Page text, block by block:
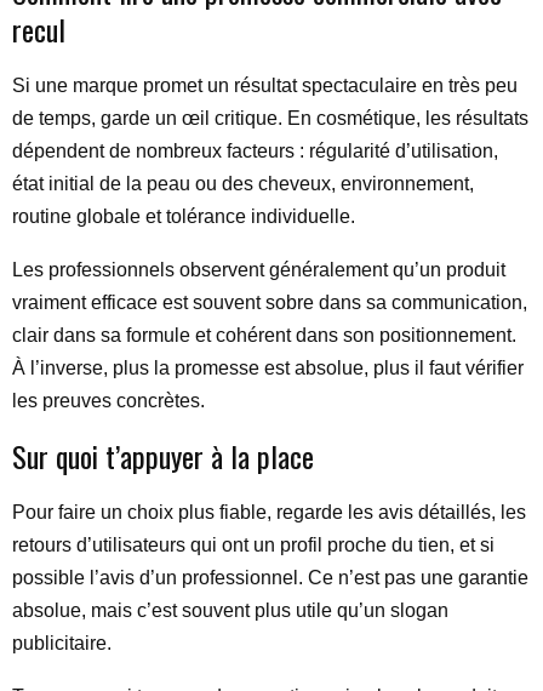
recul
Si une marque promet un résultat spectaculaire en très peu
de temps, garde un œil critique. En cosmétique, les résultats
dépendent de nombreux facteurs : régularité d’utilisation,
état initial de la peau ou des cheveux, environnement,
routine globale et tolérance individuelle.
Les professionnels observent généralement qu’un produit
vraiment efficace est souvent sobre dans sa communication,
clair dans sa formule et cohérent dans son positionnement.
À l’inverse, plus la promesse est absolue, plus il faut vérifier
les preuves concrètes.
Sur quoi t’appuyer à la place
Pour faire un choix plus fiable, regarde les avis détaillés, les
retours d’utilisateurs qui ont un profil proche du tien, et si
possible l’avis d’un professionnel. Ce n’est pas une garantie
absolue, mais c’est souvent plus utile qu’un slogan
publicitaire.